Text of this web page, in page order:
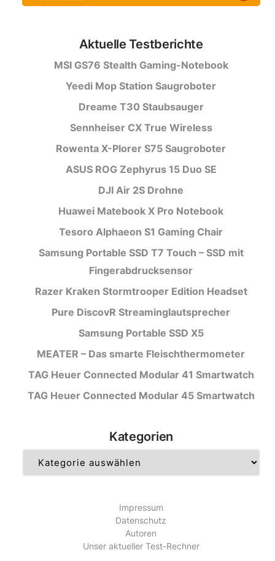
Aktuelle Testberichte
MSI GS76 Stealth Gaming-Notebook
Yeedi Mop Station Saugroboter
Dreame T30 Staubsauger
Sennheiser CX True Wireless
Rowenta X-Plorer S75 Saugroboter
ASUS ROG Zephyrus 15 Duo SE
DJI Air 2S Drohne
Huawei Matebook X Pro Notebook
Tesoro Alphaeon S1 Gaming Chair
Samsung Portable SSD T7 Touch – SSD mit
Fingerabdrucksensor
Razer Kraken Stormtrooper Edition Headset
Pure DiscovR Streaminglautsprecher
Samsung Portable SSD X5
MEATER – Das smarte Fleischthermometer
TAG Heuer Connected Modular 41 Smartwatch
TAG Heuer Connected Modular 45 Smartwatch
Kategorien
Impressum
Datenschutz
Autoren
Unser aktueller Test-Rechner